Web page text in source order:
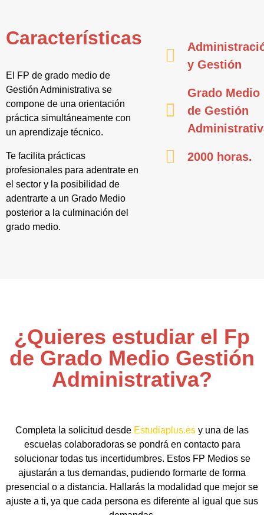
Características
El FP de grado medio de
Gestión Administrativa se
compone de una orientación
práctica simultáneamente con
un aprendizaje técnico.
Te facilita prácticas
profesionales para adentrate en
el sector y la posibilidad de
adentrarte a un Grado Medio
posterior a la culminación del
grado medio.
y Gestión
Grado Medio
de Gestión
2000 horas.
¿Quieres estudiar el Fp
de Grado Medio Gestión
Administrativa?
Completa la solicitud desde Estudiaplus.es y una de las
escuelas colaboradoras se pondrá en contacto para
solucionar todas tus incertidumbres. Estos FP Medios se
ajustarán a tus demandas, pudiendo formarte de forma
presencial o a distancia. Hallarás la modalidad que mejor se
ajuste a ti, ya que cada persona es diferente al igual que sus